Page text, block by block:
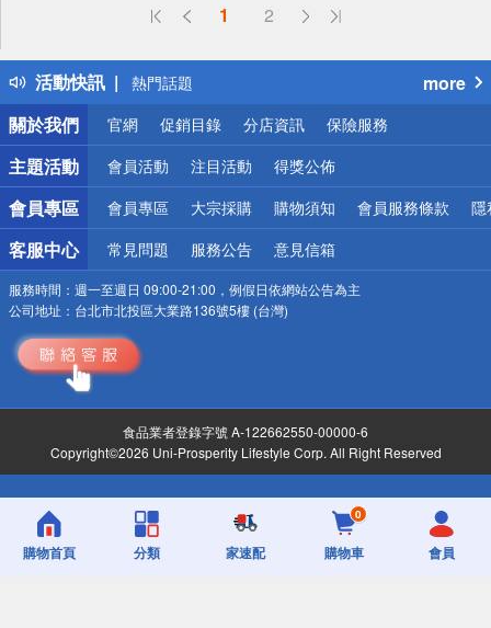
1 2
活動快訊
偏遠地區配送
得獎公告
熱門話題
銀行優惠
偏遠地區配送
詐騙網頁！請小心！
more
關於我們
官網 促銷目錄 分店資訊 保險服務
主題活動 會員活動 注目活動 得獎公佈
會員專區 會員專區 大宗採購 購物須知 會員服務條款 隱
客服中心 常見問題 服務公告 意見信箱
服務時間： 週一至週日 09:00-21:00，例假日依網站公告為主
公司地址： 台北市北投區大業路136號5樓 (台灣)
食品業者登錄字號 A-122662550-00000-6
Copyright©2026 Uni-Prosperity Lifestyle Corp. All Right Reserved
購物首頁 分類 家速配
0
購物車 會員